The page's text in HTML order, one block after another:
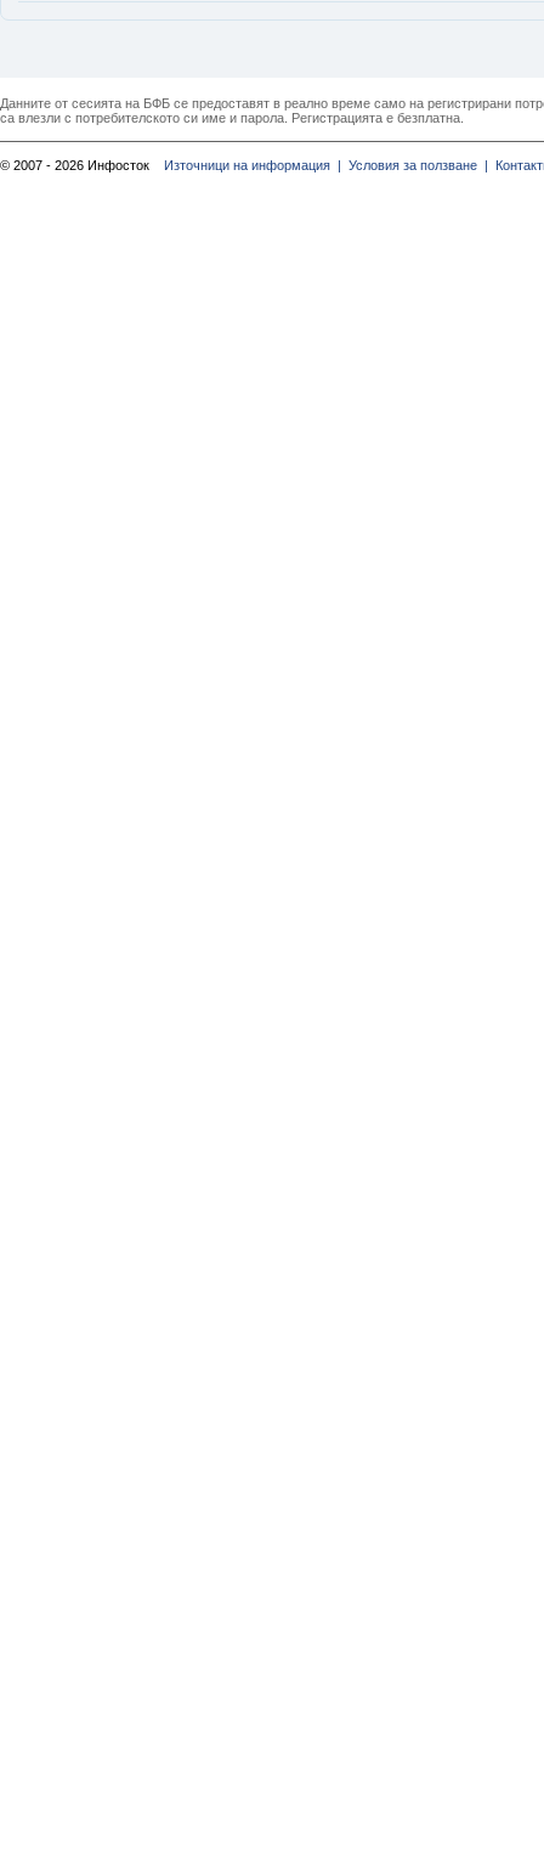
Данните от сесията на БФБ се предоставят в реално време само на регистрирани
са влезли с потребителското си име и парола. Регистрацията е безплатна.
© 2007 - 2026 Инфосток Източници на информация | Условия за ползване |